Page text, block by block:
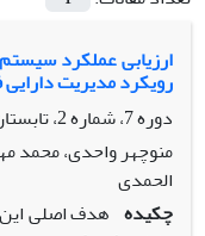
ارزیابی عملکرد
رویکرد مدیریت
دوره 7، شماره 2، تابستان 1396، صفحه
منوچهر واحدی، محمد
الحمدی
چکیده هدف اصلی